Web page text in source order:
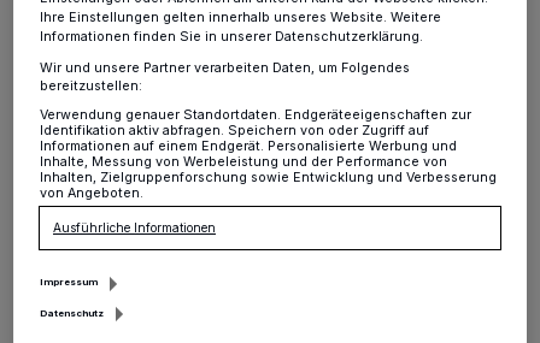
Hochdahl·Der Förderkreis Kunst und Kulturraum
Erkrath e. V. startet das neue Ausstellungsjahr schon in
der Tradition der „Werkschau“. Ursula Schwiegk und
Eva Pannée können leider aus gesundheitlichen
Gründen ihre geplante Werkschau am Neujahrstag nicht
beginnen. Dafür springt Tatiana Shabanova mit ihrem
„Workshop Live Art“ ein.
Ihre Einstellungen gelten innerhalb unseres Website. Weitere
Informationen finden Sie in unserer Datenschutzerklärung.
Wir und unsere Partner verarbeiten Daten, um Folgendes
bereitzustellen:
Verwendung genauer Standortdaten. Endgeräteeigenschaften zur
Identifikation aktiv abfragen. Speichern von oder Zugriff auf
Informationen auf einem Endgerät. Personalisierte Werbung und
Inhalte, Messung von Werbeleistung und der Performance von
Inhalten, Zielgruppenforschung sowie Entwicklung und Verbesserung
von Angeboten.
Ausführliche Informationen
Impressum
Datenschutz